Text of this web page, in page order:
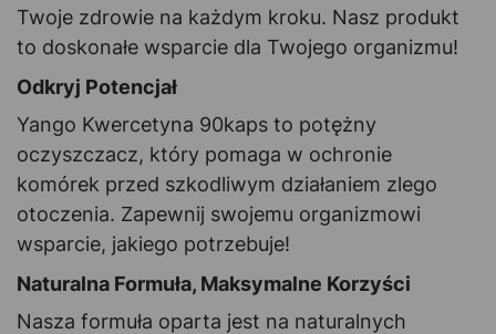
Twoje zdrowie na każdym kroku. Nasz produkt
to doskonałe wsparcie dla Twojego organizmu!
Odkryj Potencjał
Yango Kwercetyna 90kaps to potężny
oczyszczacz, który pomaga w ochronie
komórek przed szkodliwym działaniem zlego
otoczenia. Zapewnij swojemu organizmowi
wsparcie, jakiego potrzebuje!
Naturalna Formuła, Maksymalne Korzyści
Nasza formuła oparta jest na naturalnych